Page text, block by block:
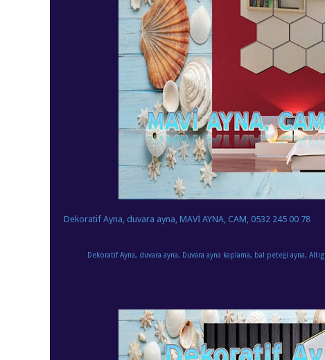
Dekoratif Ayna, duvara ayna, MAVİ AYNA, CAM, 0532 245 00 78
Dekoratif Ayna, duvara ayna, Duvara ayna kaplama, bal peteği ayna,